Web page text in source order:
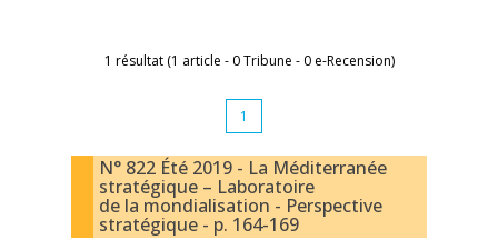
1 résultat (1 article - 0 Tribune - 0 e-Recension)
1
N° 822 Été 2019 - La Méditerranée
stratégique – Laboratoire
de la mondialisation - Perspective
stratégique - p. 164-169